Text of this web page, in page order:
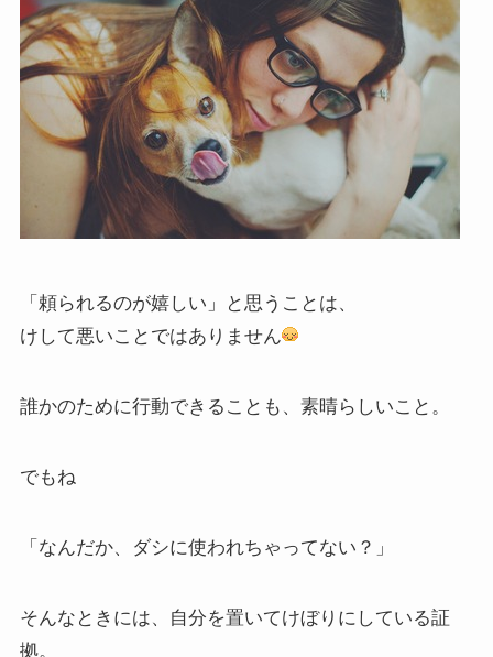
「頼られるのが嬉しい」と思うことは、
けして悪いことではありません
誰かのために行動できることも、素晴らしいこと。
でもね
「なんだか、ダシに使われちゃってない？」
そんなときには、自分を置いてけぼりにしている証
拠。